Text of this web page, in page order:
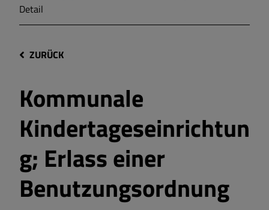
Detail
ZURÜCK
Kommunale
Kindertageseinrichtun
g; Erlass einer
Benutzungsordnung